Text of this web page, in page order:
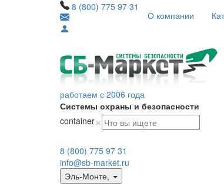
8 (800) 775 97 31
О компании
работаем с 2006 года
Системы охраны и безопасности
container×
8 (800) 775 97 31
info@sb-market.ru
Эль-Монте,